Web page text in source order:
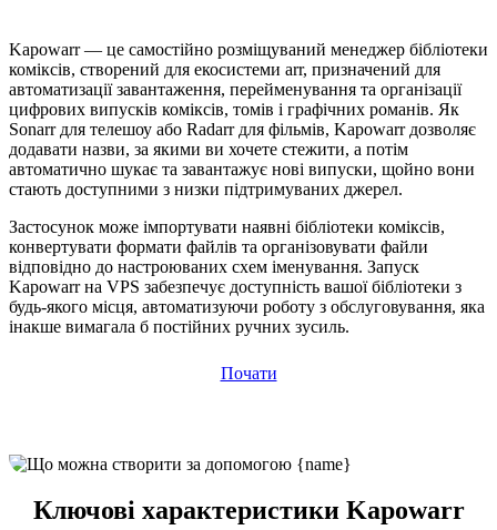
Kapowarr — це самостійно розміщуваний менеджер бібліотеки
коміксів, створений для екосистеми arr, призначений для
автоматизації завантаження, перейменування та організації
цифрових випусків коміксів, томів і графічних романів. Як
Sonarr для телешоу або Radarr для фільмів, Kapowarr дозволяє
додавати назви, за якими ви хочете стежити, а потім
автоматично шукає та завантажує нові випуски, щойно вони
стають доступними з низки підтримуваних джерел.
Застосунок може імпортувати наявні бібліотеки коміксів,
конвертувати формати файлів та організовувати файли
відповідно до настроюваних схем іменування. Запуск
Kapowarr на VPS забезпечує доступність вашої бібліотеки з
будь-якого місця, автоматизуючи роботу з обслуговування, яка
інакше вимагала б постійних ручних зусиль.
Почати
Ключові характеристики Kapowarr